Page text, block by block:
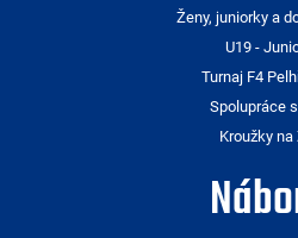
Ženy, juniorky a
U19 -
Turnaj F4
Spolupráce
Kroužky na